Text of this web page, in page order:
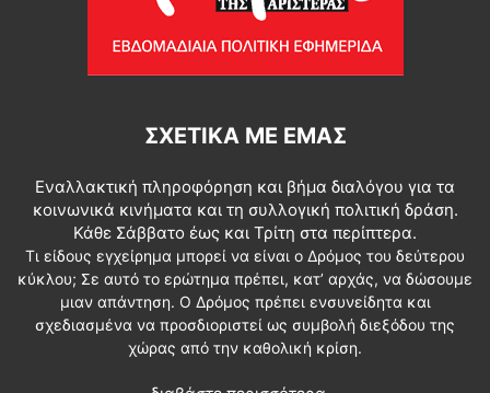
ΣΧΕΤΙΚΆ ΜΕ ΕΜΆΣ
Εναλλακτική πληροφόρηση και βήμα διαλόγου για τα
κοινωνικά κινήματα και τη συλλογική πολιτική δράση.
Κάθε Σάββατο έως και Τρίτη στα περίπτερα.
Τι είδους εγχείρημα μπορεί να είναι ο Δρόμος του δεύτερου
κύκλου; Σε αυτό το ερώτημα πρέπει, κατ’ αρχάς, να δώσουμε
μιαν απάντηση. Ο Δρόμος πρέπει ενσυνείδητα και
σχεδιασμένα να προσδιοριστεί ως συμβολή διεξόδου της
χώρας από την καθολική κρίση.